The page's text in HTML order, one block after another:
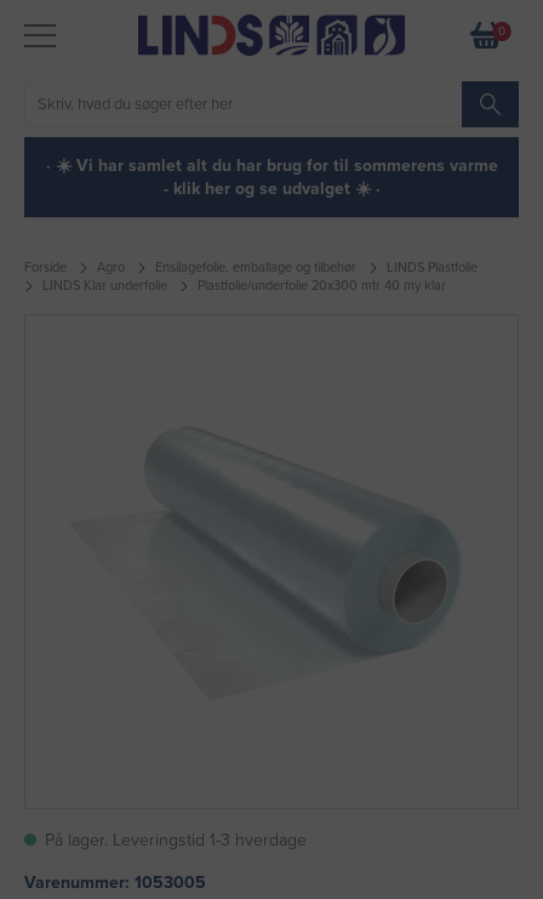
0
· ☀️ Vi har samlet alt du har brug for til sommerens varme
- klik her og se udvalget ☀️ ·
Forside Agro Ensilagefolie, emballage og tilbehør
LINDS Plastfolie
LINDS Klar underfolie
Plastfolie/underfolie 20x300 mtr 40 my klar
På lager. Leveringstid 1-3 hverdage
Varenummer: 1053005